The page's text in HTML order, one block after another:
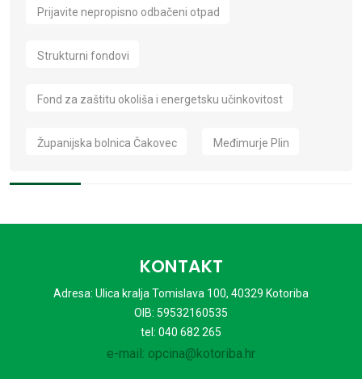
Prijavite nepropisno odbačeni otpad
Strukturni fondovi
Fond za zaštitu okoliša i energetsku učinkovitost
Županijska bolnica Čakovec Međimurje Plin
KONTAKT
Adresa: Ulica kralja Tomislava 100, 40329 Kotoriba
OIB: 59532160535
tel: 040 682 265
e-mail: opcina@kotoriba.hr